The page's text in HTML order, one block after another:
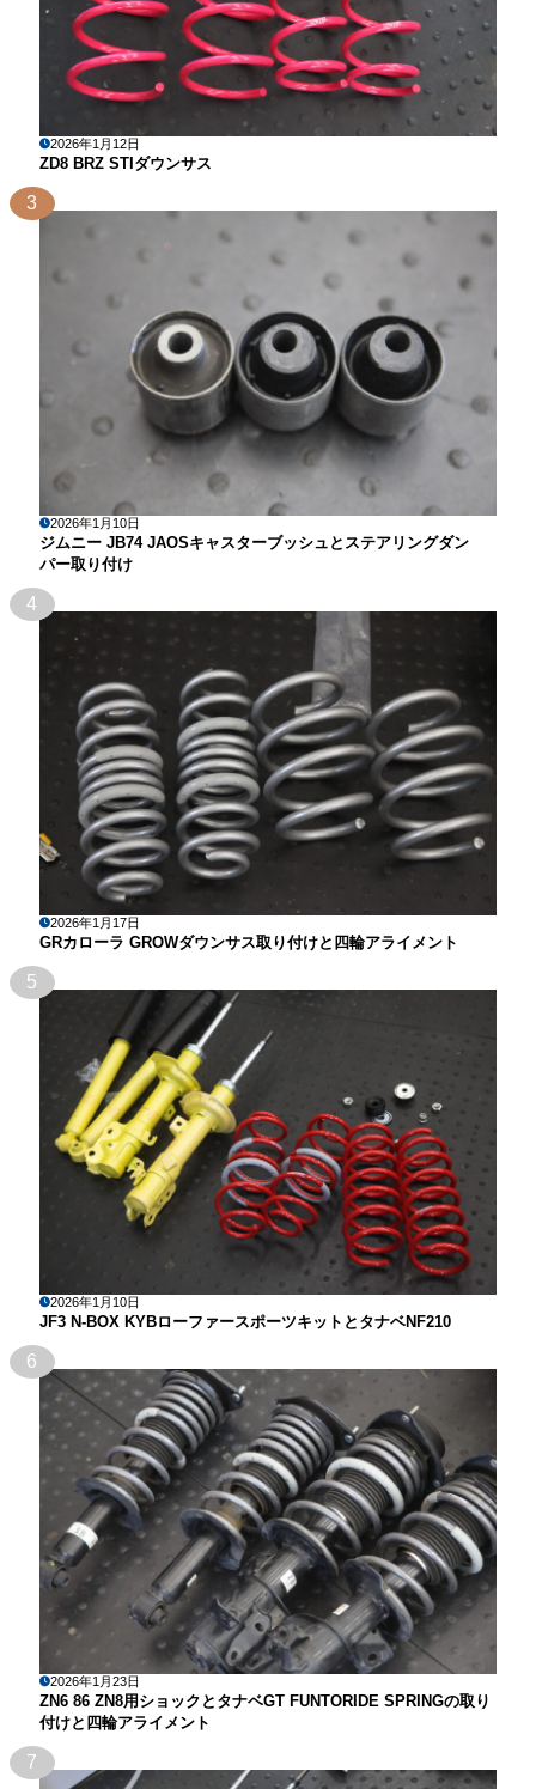
2026年1月12日
ZD8 BRZ STIダウンサス
3
2026年1月10日
ジムニー JB74 JAOSキャスターブッシュとステアリングダン
パー取り付け
4
2026年1月17日
GRカローラ GROWダウンサス取り付けと四輪アライメント
5
2026年1月10日
JF3 N-BOX KYBローファースポーツキットとタナベNF210
6
2026年1月23日
ZN6 86 ZN8用ショックとタナベGT FUNTORIDE SPRINGの取り
付けと四輪アライメント
7